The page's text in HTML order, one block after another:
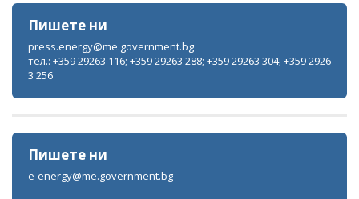
Пишете ни
press.energy@me.government.bg
тел.: +359 29263 116; +359 29263 288; +359 29263 304; +359 2926
3 256
Пишете ни
e-energy@me.government.bg